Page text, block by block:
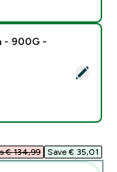
Whey Protein -
- 900G -
€ 134,99‎ Save € 35,01‎